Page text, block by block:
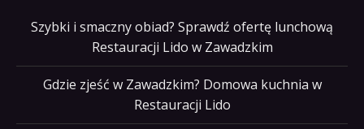
Szybki i smaczny obiad? Sprawdź ofertę lunchową
Restauracji Lido w Zawadzkim
Gdzie zjeść w Zawadzkim? Domowa kuchnia w
Restauracji Lido